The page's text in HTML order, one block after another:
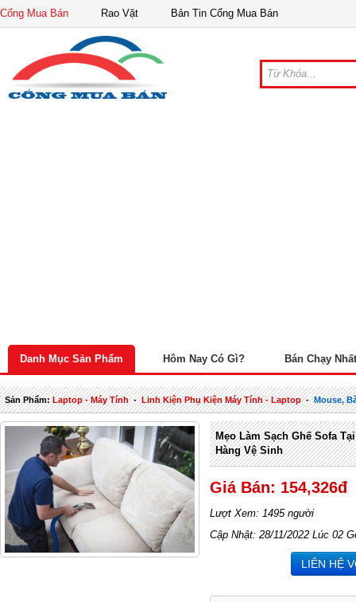
Cổng Mua Bán Rao Vặt Bản Tin Cổng Mua Bán
Danh Mục Sản Phẩm Hôm Nay Có Gì? Bán Chạy Nhất
Sản Phẩm:Laptop - Máy Tính-Linh Kiện Phụ Kiện Máy Tính - Laptop-Mouse,
Mẹo Làm Sạch Ghế Sofa
Hàng Vệ Sinh
Giá Bán: 154,326đ
Lượt Xem: 1495 người
Cập Nhật: 28/11/2022 Lúc 02
LIÊN HỆ